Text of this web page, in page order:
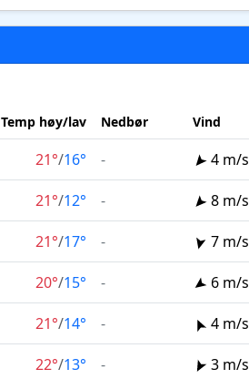
Temp høy/lav Nedbør Vind
21°/16° - 4 m/s
21°/12° - 8 m/s
21°/17° - 7 m/s
20°/15° - 6 m/s
21°/14° - 4 m/s
22°/13° - 3 m/s